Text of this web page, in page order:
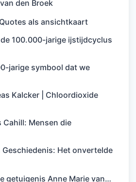
den Broek
als ansichtkaart
100.000-jarige ijstijdcyclus
jarige symbool dat we
Kalcker | Chloordioxide
Cahill: Mensen die
Geschiedenis: Het onvertelde
getuigenis Anne Marie van…